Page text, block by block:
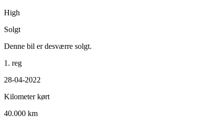
High
Solgt
Denne bil er desværre solgt.
1. reg
28-04-2022
Kilometer kørt
40.000 km